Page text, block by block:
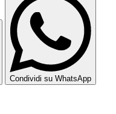
Condividi su WhatsApp